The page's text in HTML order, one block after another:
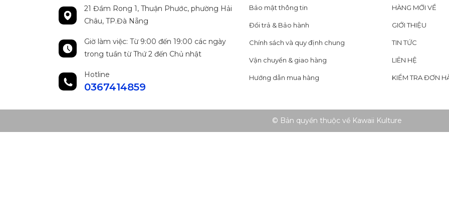
21 Đầm Rong 1, Thuận Phước, phường Hải
Châu, TP.Đà Nẵng
Giờ làm việc: Từ 9:00 đến 19:00 các ngày
trong tuần từ Thứ 2 đến Chủ nhật
Hotline
0367414859
Bảo mật thông tin
Đổi trả & Bảo hành
Chính sách và quy định chung
Vận chuyển & giao hàng
Hướng dẫn mua hàng
HÀNG MỚI VỀ
GIỚI THIỆU
TIN TỨC
LIÊN HỆ
KIỂM TRA ĐƠN
© Bản quyền thuộc về Kawaii Kulture